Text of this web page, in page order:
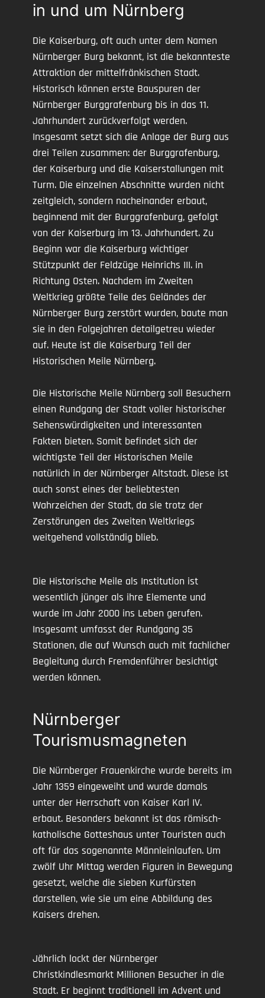
in und um Nürnberg
Die Kaiserburg, oft auch unter dem Namen
Nürnberger Burg bekannt, ist die bekannteste
Attraktion der mittelfränkischen Stadt.
Historisch können erste Bauspuren der
Nürnberger Burggrafenburg bis in das 11.
Jahrhundert zurückverfolgt werden.
Insgesamt setzt sich die Anlage der Burg aus
drei Teilen zusammen: der Burggrafenburg,
der Kaiserburg und die Kaiserstallungen mit
Turm. Die einzelnen Abschnitte wurden nicht
zeitgleich, sondern nacheinander erbaut,
beginnend mit der Burggrafenburg, gefolgt
von der Kaiserburg im 13. Jahrhundert. Zu
Beginn war die Kaiserburg wichtiger
Stützpunkt der Feldzüge Heinrichs III. in
Richtung Osten. Nachdem im Zweiten
Weltkrieg größte Teile des Geländes der
Nürnberger Burg zerstört wurden, baute man
sie in den Folgejahren detailgetreu wieder
auf. Heute ist die Kaiserburg Teil der
Historischen Meile Nürnberg.
Die Historische Meile Nürnberg soll Besuchern
einen Rundgang der Stadt voller historischer
Sehenswürdigkeiten und interessanten
Fakten bieten. Somit befindet sich der
wichtigste Teil der Historischen Meile
natürlich in der Nürnberger Altstadt. Diese ist
auch sonst eines der beliebtesten
Wahrzeichen der Stadt, da sie trotz der
Zerstörungen des Zweiten Weltkriegs
weitgehend vollständig blieb.
Die Historische Meile als Institution ist
wesentlich jünger als ihre Elemente und
wurde im Jahr 2000 ins Leben gerufen.
Insgesamt umfasst der Rundgang 35
Stationen, die auf Wunsch auch mit fachlicher
Begleitung durch Fremdenführer besichtigt
werden können.
Nürnberger
Tourismusmagneten
Die Nürnberger Frauenkirche wurde bereits im
Jahr 1359 eingeweiht und wurde damals
unter der Herrschaft von Kaiser Karl IV.
erbaut. Besonders bekannt ist das römisch-
katholische Gotteshaus unter Touristen auch
oft für das sogenannte Männleinlaufen. Um
zwölf Uhr Mittag werden Figuren in Bewegung
gesetzt, welche die sieben Kurfürsten
darstellen, wie sie um eine Abbildung des
Kaisers drehen.
Jährlich lockt der Nürnberger
Christkindlesmarkt Millionen Besucher in die
Stadt. Er beginnt traditionell im Advent und